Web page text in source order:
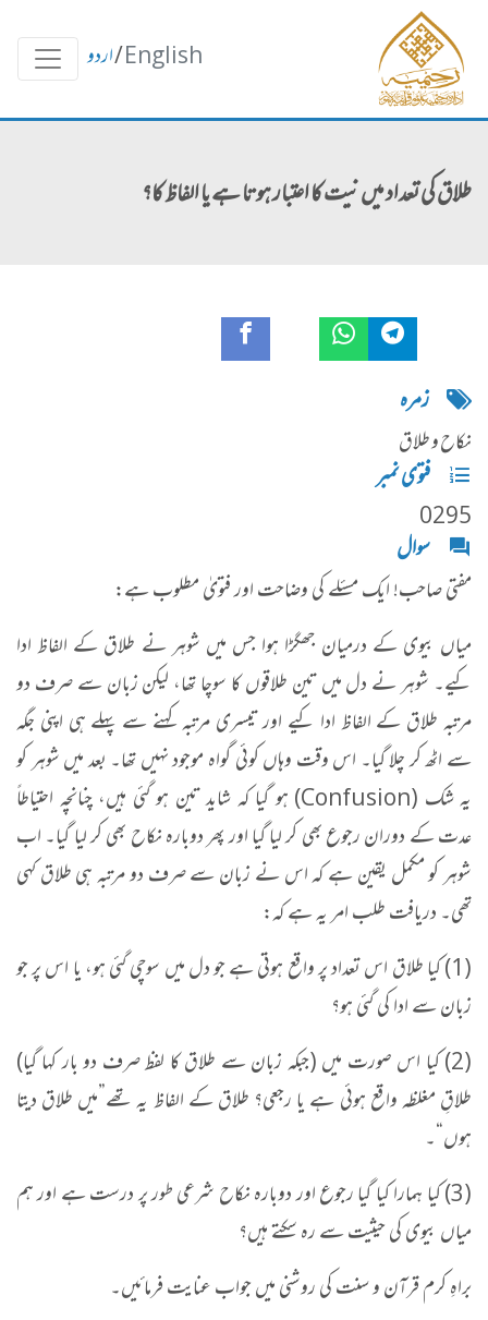
English
/اردو
طلاق کی تعداد میں نیت کا اعتبار ہوتا ہے یا الفاظ کا؟
زمره
نکاح و طلاق
فتوی نمبر
0295
سوال
مفتی صاحب! ایک مسئلے کی وضاحت اور فتویٰ مطلوب ہے:
میاں بیوی کے درمیان جھگڑا ہوا جس میں شوہر نے طلاق کے الفاظ ادا
کیے۔ شوہر نے دل میں تین طلاقوں کا سوچا تھا، لیکن زبان سے صرف دو
مرتبہ طلاق کے الفاظ ادا کیے اور تیسری مرتبہ کہنے سے پہلے ہی اپنی جگہ
سے اٹھ کر چلا گیا۔ اس وقت وہاں کوئی گواہ موجود نہیں تھا۔ بعد میں شوہر کو
یہ شک (Confusion) ہو گیا کہ شاید تین ہو گئی ہیں، چنانچہ احتیاطاً
عدت کے دوران رجوع بھی کر لیا گیا اور پھر دوبارہ نکاح بھی کر لیا گیا۔ اب
شوہر کو مکمل یقین ہے کہ اس نے زبان سے صرف دو مرتبہ ہی طلاق کہی
تھی۔ دریافت طلب امر یہ ہے کہ:
(1) کیا طلاق اس تعداد پر واقع ہوتی ہے جو دل میں سوچی گئی ہو، یا اس پر جو
زبان سے ادا کی گئی ہو؟
(2) کیا اس صورت میں (جبکہ زبان سے طلاق کا لفظ صرف دو بار کہا گیا)
طلاقِ مغلظہ واقع ہوئی ہے یا رجعی؟ طلاق کے الفاظ یہ تھے”میں طلاق دیتا
ہوں“۔
(3) کیا ہمارا کیا گیا رجوع اور دوبارہ نکاح شرعی طور پر درست ہے اور ہم
میاں بیوی کی حیثیت سے رہ سکتے ہیں؟
براہِ کرم قرآن و سنت کی روشنی میں جواب عنایت فرمائیں۔